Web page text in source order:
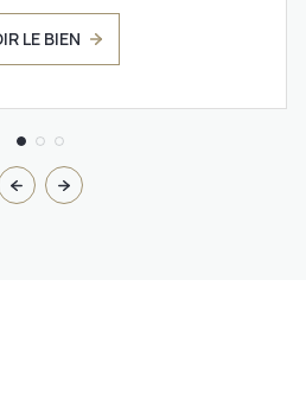
LE BIEN